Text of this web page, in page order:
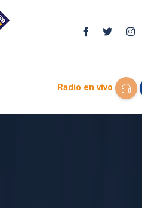
Radio en vivo